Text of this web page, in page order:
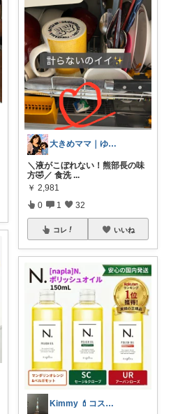
大きめママ｜ゆる育児と暮らしアイテム
＼液がこぼれない！熊部長の味
方🤣／ 食洗 ...
￥ 2,981
0 1 32
コレ いいね
Kimmy 💄コスメ✈️旅🌏海外